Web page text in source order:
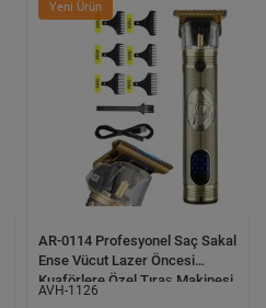
Yeni Ürün
AR-0114 Profesyonel Saç Sakal
Ense Vücut Lazer Öncesi
Kuaförlere Özel Tıraş Makinesi
Demir Kasa
AVH-1126